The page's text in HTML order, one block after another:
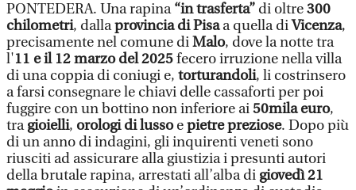
PONTEDERA. Una rapina“in trasferta” di oltre300
chilometri, dallaprovincia di Pisaa quella diVicenza,
precisamente nel comune diMalo, dove la notte tra
l'11 e il 12 marzo del 2025fecero irruzione nella villa
di una coppia di coniugi e, torturandoli, li costrinsero
a farsi consegnare le chiavi delle cassaforti per poi
fuggire con un bottino non inferiore ai50mila euro,
tragioielli, orologi di lussoepietre preziose. Dopo più
di un anno di indagini, gli inquirenti veneti sono
riusciti ad assicurare alla giustizia i presunti autori
della brutale rapina, arrestati all’alba di giovedì 21